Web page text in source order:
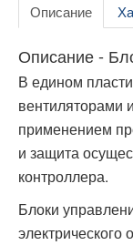
Описание
Описание -
В едином
вентиляторами
применением
и защита
контроллера.
Блоки
электрического